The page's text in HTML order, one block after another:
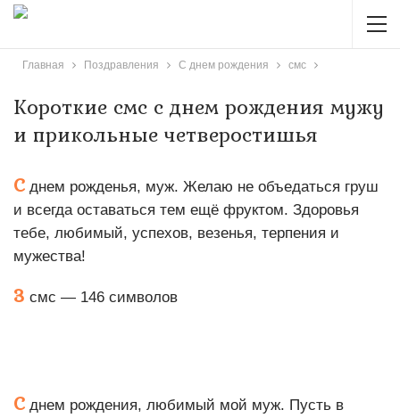
Главная Поздравления С днем рождения смс
Короткие смс с днем рождения мужу
и прикольные четверостишья
С днем рожденья, муж. Желаю не объедаться груш
и всегда оставаться тем ещё фруктом. Здоровья
тебе, любимый, успехов, везенья, терпения и
мужества!
3 смс — 146 символов
С днем рождения, любимый мой муж. Пусть в